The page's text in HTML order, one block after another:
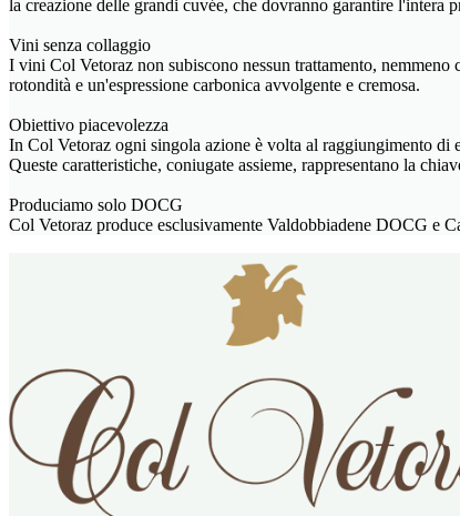
la creazione delle grandi cuvée, che dovranno garantire
Vini senza collaggio
I vini Col Vetoraz non subiscono nessun trattamento,
rotondità e un'espressione carbonica avvolgente e cremosa.
Obiettivo piacevolezza
In Col Vetoraz ogni singola azione è volta al raggiungimento di
Queste caratteristiche, coniugate assieme, rappresentano la
Produciamo solo DOCG
Col Vetoraz produce esclusivamente Valdobbiadene DOCG e